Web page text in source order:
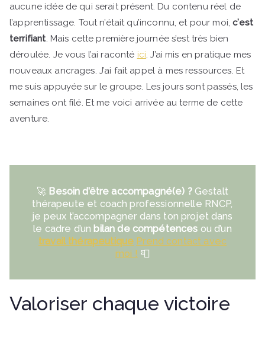
aucune idée de qui serait présent. Du contenu réel de
l’apprentissage. Tout n’était qu’inconnu, et pour moi,c’est
terrifiant. Mais cette première journée s’est très bien
déroulée. Je vous l’ai raconté ici. J’ai mis en pratique mes
nouveaux ancrages. J’ai fait appel à mes ressources. Et
me suis appuyée sur le groupe. Les jours sont passés, les
semaines ont filé. Et me voici arrivée au terme de cette
aventure.
🚀 Besoin d’être accompagné(e) ?Gestalt
thérapeute et coach professionnelle RNCP,
je peux t’accompagner dans ton projet dans
le cadre d’un bilan de compétences ou d’un
travail thérapeutique Prend contact avec
moi ! 📮
Valoriser chaque victoire